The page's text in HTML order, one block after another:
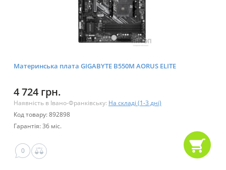
Материнська плата GIGABYTE B550M AORUS ELITE
4 724 грн.
Наявність в Івано-Франківську: На складі (1-3 дні)
Код товару: 892898
Гарантія: 36 міс.
0